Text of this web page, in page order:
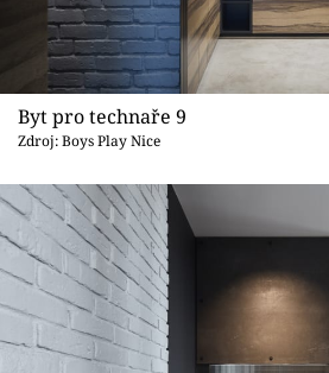
Byt pro technaře 9
Zdroj: Boys Play Nice